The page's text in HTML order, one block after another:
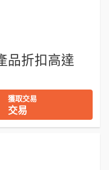
品折扣高達
獲取交易
交易